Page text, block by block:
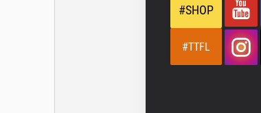
#SHOP
#TTFL